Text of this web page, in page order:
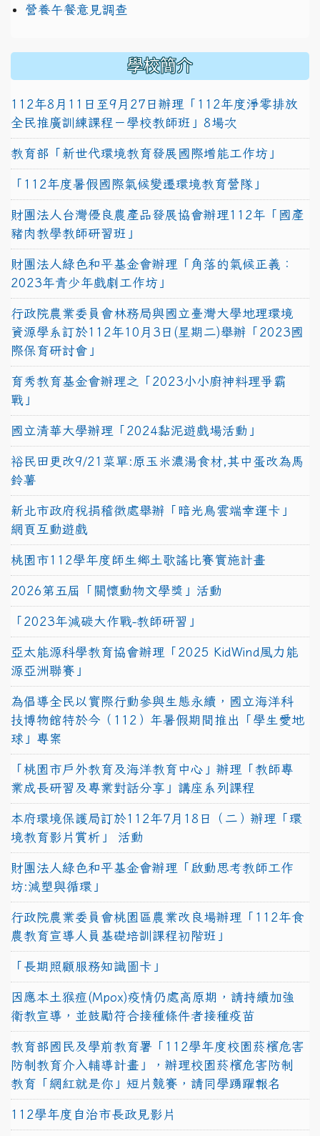
營養午餐意見調查
學校簡介
112年8月11日至9月27日辦理「112年度淨零排放
全民推廣訓練課程－學校教師班」8場次
教育部「新世代環境教育發展國際增能工作坊」
「112年度暑假國際氣候變遷環境教育營隊」
財團法人台灣優良農產品發展協會辦理112年「國產
豬肉教學教師研習班」
財團法人綠色和平基金會辦理「角落的氣候正義：
2023年青少年戲劇工作坊」
行政院農業委員會林務局與國立臺灣大學地理環境
資源學系訂於112年10月3日(星期二)舉辦「2023國
際保育研討會」
育秀教育基金會辦理之「2023小小廚神料理爭霸
戰」
國立清華大學辦理「2024黏泥遊戲場活動」
裕民田更改9/21菜單:原玉米濃湯食材,其中蛋改為馬
鈴薯
新北市政府稅捐稽徵處舉辦「暗光鳥雲端幸運卡」
網頁互動遊戲
桃園市112學年度師生鄉土歌謠比賽實施計畫
2026第五屆「關懷動物文學獎」活動
「2023年減碳大作戰-教師研習」
亞太能源科學教育協會辦理「2025 KidWind風力能
源亞洲聯賽」
為倡導全民以實際行動參與生態永續，國立海洋科
技博物館特於今（112）年暑假期間推出「學生愛地
球」專案
「桃園市戶外教育及海洋教育中心」辦理「教師專
業成長研習及專業對話分享」講座系列課程
本府環境保護局訂於112年7月18日（二）辦理「環
境教育影片賞析」 活動
財團法人綠色和平基金會辦理「啟動思考教師工作
坊:減塑與循環」
行政院農業委員會桃園區農業改良場辦理「112年食
農教育宣導人員基礎培訓課程初階班」
「長期照顧服務知識圖卡」
因應本土猴痘(Mpox)疫情仍處高原期，請持續加強
衛教宣導，並鼓勵符合接種條件者接種疫苗
教育部國民及學前教育署「112學年度校園菸檳危害
防制教育介入輔導計畫」，辦理校園菸檳危害防制
教育「網紅就是你」短片競賽，請同學踴躍報名
112學年度自治市長政見影片